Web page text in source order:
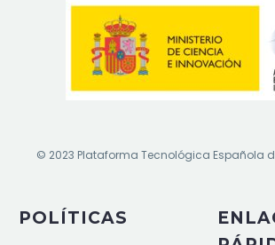
© 2023 Plataforma Tecnológica Española
POLÍTICAS